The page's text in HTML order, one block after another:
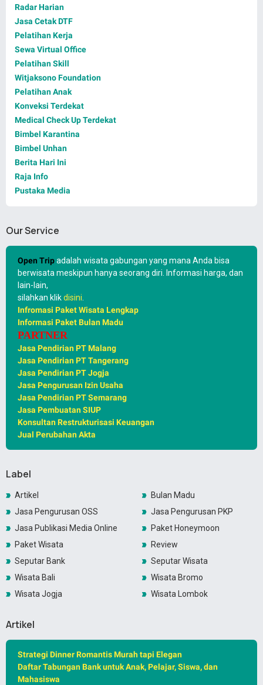
Radar Harian
Jasa Cetak DTF
Pelatihan Kerja
Sewa Virtual Office
Pelatihan Skill
Witjaksono Foundation
Pelatihan Anak
Konveksi Terdekat
Medical Check Up Terdekat
Bimbel Karantina
Bimbel Unhan
Berita Hari Ini
Raja Info
Pustaka Media
Our Service
Open Tripadalah wisata gabungan yang mana Anda bisa
berwisata meskipun hanya seorang diri. Informasi harga, dan
lain-lain,
silahkan klikdisini
Infromasi Paket Wisata Lengkap
Informasi Paket Bulan Madu
PARTNER
Jasa Pendirian PT Malang
Jasa Pendirian PT Tangerang
Jasa Pendirian PT Jogja
Jasa Pengurusan Izin Usaha
Jasa Pendirian PT Semarang
Jasa Pembuatan SIUP
Konsultan Restrukturisasi Keuangan
Jual Perubahan Akta
Label
Artikel
Bulan Madu
Jasa Pengurusan OSS
Jasa Pengurusan PKP
Jasa Publikasi Media Online
Paket Honeymoon
Paket Wisata
Review
Seputar Bank
Seputar Wisata
Wisata Bali
Wisata Bromo
Wisata Jogja
Wisata Lombok
Artikel
Strategi Dinner Romantis Murah tapi Elegan
Daftar Tabungan Bank untuk Anak, Pelajar, Siswa, dan
Mahasiswa